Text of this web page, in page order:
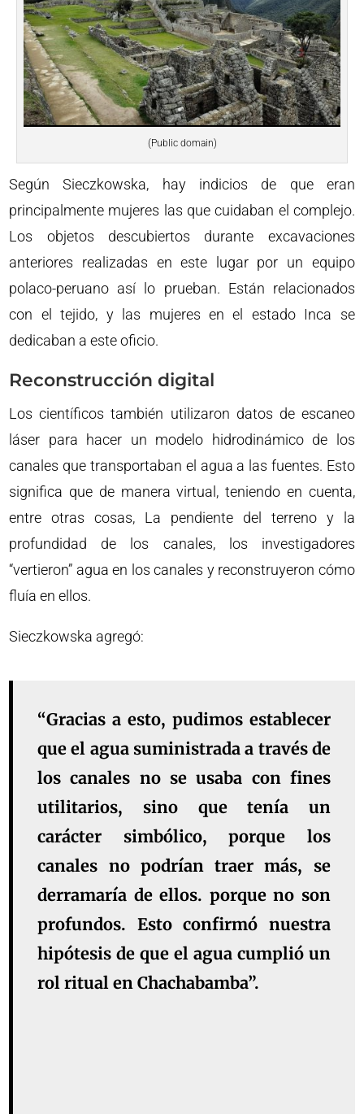
(Public domain)
Según Sieczkowska, hay indicios de que eran
principalmente mujeres las que cuidaban el complejo.
Los objetos descubiertos durante excavaciones
anteriores realizadas en este lugar por un equipo
polaco-peruano así lo prueban. Están relacionados
con el tejido, y las mujeres en el estado Inca se
dedicaban a este oficio.
Reconstrucción digital
Los científicos también utilizaron datos de escaneo
láser para hacer un modelo hidrodinámico de los
canales que transportaban el agua a las fuentes. Esto
significa que de manera virtual, teniendo en cuenta,
entre otras cosas, La pendiente del terreno y la
profundidad de los canales, los investigadores
“vertieron” agua en los canales y reconstruyeron cómo
fluía en ellos.
Sieczkowska agregó:
“Gracias a esto, pudimos establecer
que el agua suministrada a través de
los canales no se usaba con fines
utilitarios, sino que tenía un
carácter simbólico, porque los
canales no podrían traer más, se
derramaría de ellos. porque no son
profundos. Esto confirmó nuestra
hipótesis de que el agua cumplió un
rol ritual en Chachabamba”.